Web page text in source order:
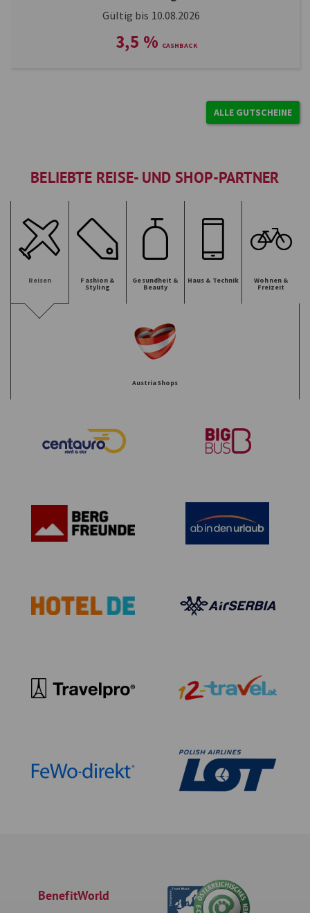
Gültig bis 10.08.2026
3,5 %
ALLE GUTSCHEINE
BELIEBTE REISE- UND SHOP-PARTNER
Reisen Fashion &
Styling
Gesundheit &
Beauty
Haus & Technik Wohnen &
Freizeit
AustriaShops
BenefitWorld